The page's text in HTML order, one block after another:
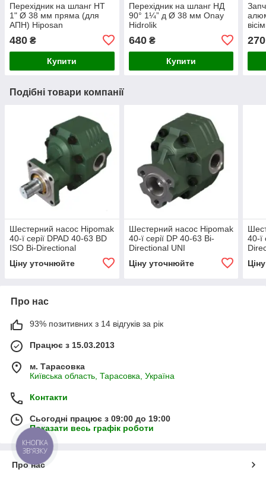
Перехідник на шланг НТ
1" Ø 38 мм пряма (для
АПН) Hiposan
480 ₴
Купити
Перехідник на шланг НД
90° 1¼” д Ø 38 мм Onay
Hidrolik
640₴
Купити
270
Подібні товари компанії
Шестерний насос Hipomak
40-ї серії DPAD 40-63 BD
ISO Bi-Directional
Ціну уточнюйте
Шестерний насос Hipomak
40-ї серії DP 40-63 Bi-
Directional UNI
Ціну уточнюйте
40-ї
Про нас
93% позитивних з 14 відгуків за рік
Працює з 15.03.2013
м. Тарасовка
Київська область, Тарасовка, Україна
Контакти
Сьогодні працює з 09:00 до 19:00
Показати весь графік роботи
Про нас
КНОПКА
ЗВ'ЯЗКУ